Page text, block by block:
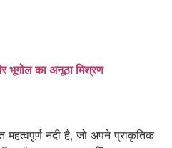
भूगोल का अनूठा मिश्रण
नदी है, जो अपने प्राकृतिक